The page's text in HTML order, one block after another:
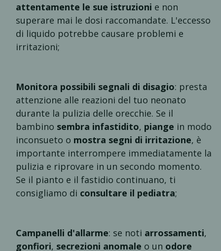
attentamente le sue istruzioni e non
superare mai le dosi raccomandate. L'eccesso
di liquido potrebbe causare problemi e
irritazioni;
Monitora possibili segnali di disagio: presta
attenzione alle reazioni del tuo neonato
durante la pulizia delle orecchie. Se il
bambino sembra infastidito, piange in modo
inconsueto o mostra segni di irritazione, è
importante interrompere immediatamente la
pulizia e riprovare in un secondo momento.
Se il pianto e il fastidio continuano, ti
consigliamo di consultare il pediatra;
Campanelli d'allarme: se noti arrossamenti,
gonfiori, secrezioni anomale o un odore